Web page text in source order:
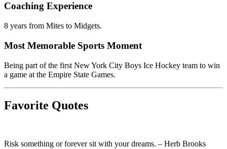
Coaching Experience​​​​‌ ‍ ​‍​‍‌‍ ‌ ​‍‌‍‍‌‌‍‌ ‌‍‍‌‌‍ ‍​‍​‍​ ‍‍​‍​‍‌ ​ ‌‍​‌‌‍ ‍‌‍‍‌‌ ‌​‌ ‍‌​‍ ‍‌‍‍‌‌‍ ​‍​‍​‍ ​​‍​‍‌‍‍​‌ ​‍‌‍‌‌‌‍‌‍​‍​‍​ ‍‍​‍​‍‌‍‍​‌ ‌​‌ ‌​‌ ​​‌ ​ ​ ‍‍​‍ ​‍ ‌‍​ ‌‍‍​‌‍‌‌‌‍ ​‌ ​ ‌‍‌‌‌‍​‌‌ ​​‌‍‍‌‌‍‌‌‌ ​‍‌ ​ ​‍ ‍‌ ​ ‌‍​‌‌‍ ‍‌‍‍‌‌ ‌​‌ ‍‌​‍ ‍‌ ​ ‌ ‌​‌ ‌‌‌‍‌​‌‍‍‌‌‍ ​‍ ‌‍‍‌‌‍ ‍‌ ‌​‌‍‌‌‌‍ ‍‌ ‌​​‍ ‌‍‌‌‌‍‌​‌‍‍‌‌ ‌​​‍ ‌‍ ‌‌‍ ‌‍‌​‌‍‌‌​ ‌‌ ​​‌ ​‍‌‍‌‌‌ ​ ‌‍‌‌‌‍ ‍‌ ‌​‌‍​‌‌ ‌​‌‍‍‌‌‍ ‌‍ ‍​ ‍ ‌‍‍‌‌‍‌​​ ‌​ ‌‍‌‍​‌‌‍​‍​ ‍​‌‍​ ‌‍‌​‌‍​‍​ ‍​​‍ ‌‌‍‌​​ ‌‍‌‍‌​​ ​ ​‍ ‌​ ‌​​ ‍​​ ​‍​ ‌‍​‍ ‌‌‍​‍​ ​ ‌‍​ ‌‍‌​​‍ ‌‌‍​‍‌‍​ ​ ‌‍​ ‌​‌‍‌‍‌‍‌‌‌‍‌​​ ‌‍​ ​​‌‍‌‍‌‍​‍​ ‌ ​ ‍ ‌ ‌​‌ ‍‌‌ ​​‌‍‌‌​ ‌‌‍​ ‌‍ ‌‍​‌‌‍​ ‌‍‍​​ ‍ ‌ ​​‌‍​‌‌ ‌​‌‍‍​​ ‌‌ ​‍‌‍‍‌‌‍​ ‌‍‍​‌‌‌​‌‍‌‌‌ ‍​‌ ‌​​‍‌‌​ ‌‌‌​​‍‌‌ ‌‍‍ ‌‍‌‌‌ ‍‌​‍‌‌​ ​ ‌​‌​​‍‌‌​ ​ ‌​‌​​‍‌‌​ ​‍​ ​‍‌​ ‌‍‌‍‌‌‌​​ ​​‌​‌‌‌​ ‍‌‌​ ‌​ ​​‍‌‌​ ​‍​ ​‍​‍‌‌​ ‌‌‌​‌​​‍ ‍‌‍​ ‌‍‍​‌‍‍‌‌‍ ​‌‍‌​‌ ​‍‌‍‌‌‌‍ ‍​‍‌‌​ ‌‌‌​​‍‌‌ ‌‍‍ ‌‍‌‌‌ ‍‌​‍‌‌​ ​ ‌​‌​​‍‌‌​ ​ ‌​‌​​‍‌‌​ ​‍​ ​‍​ ​‌‌​‌‌‌ ‌‍‌‌‌​‌‍‍ ‌​‌​‌‌​‍‌ ‍​​‍‌‌​ ​‍​ ​‍​‍‌‌​ ‌‌‌​‌​​‍ ‍‌ ‌​‌‍‌‌‌ ‍​‌ ‌​​ ‌‍​‍‌‍​‌‌ ​ ‌‍‌‌‌‌‌‌‌ ​‍‌‍ ​​ ‌‌‍‍​‌ ‌​‌ ‌​‌ ​​‌ ​ ​‍‌‌​ ​ ‌​​‌​‍‌‌​ ​‍‌​‌‍​‍‌‌​ ​‍‌​‌‍‌‍​ ‌‍‍​‌‍‌‌‌‍ ​‌ ​ ‌‍‌‌‌‍​‌‌ ​​‌‍‍‌‌‍‌‌‌ ​‍‌ ​ ​‍ ‍‌ ​ ‌‍​‌‌‍ ‍‌‍‍‌‌ ‌​‌ ‍‌​‍ ‍‌ ​ ‌ ‌​‌ ‌‌‌‍‌​‌‍‍‌‌‍ ​‍‌‍‌‍‍‌‌‍‌​​ ‌​ ‌‍‌‍​‌‌‍​‍​ ‍​‌‍​ ‌‍‌​‌‍​‍​ ‍​​‍ ‌‌‍‌​​ ‌‍‌‍‌​​ ​ ​‍ ‌​ ‌​​ ‍​​ ​‍​ ‌‍​‍ ‌‌‍​‍​ ​ ‌‍​ ‌‍‌​​‍ ‌‌‍​‍‌‍​ ​ ‌‍​ ‌​‌‍‌‍‌‍‌‌‌‍‌​​ ‌‍​ ​​‌‍‌‍‌‍​‍​ ‌ ​‍‌‍‌ ‌​‌ ‍‌‌ ​​‌‍‌‌​ ‌‌‍​ ‌‍ ‌‍​‌‌‍​ ‌‍‍​​‍‌‍‌ ​​‌‍​‌‌ ‌​‌‍‍​​ ‌‌ ​‍‌‍‍‌‌‍​ ‌‍‍​‌‌‌​‌‍‌‌‌ ‍​‌ ‌​​‍‌‌​ ‌‌‌​​‍‌‌ ‌‍‍ ‌‍‌‌‌ ‍‌​‍‌‌​ ​ ‌​‌​​‍‌‌​ ​ ‌​‌​​‍‌‌​ ​‍​ ​‍‌​ ‌‍‌‍‌‌‌​​ ​​‌​‌‌‌​ ‍‌‌​ ‌​ ​​‍‌‌​ ​‍​ ​‍​‍‌‌​ ‌‌‌​‌​​‍ ‍‌‍​ ‌‍‍​‌‍‍‌‌‍ ​‌‍‌​‌ ​‍‌‍‌‌‌‍ ‍​‍‌‌​ ‌‌‌​​‍‌‌ ‌‍‍ ‌‍‌‌‌ ‍‌​‍‌‌​ ​ ‌​‌​​‍‌‌​ ​ ‌​‌​​‍‌‌​ ​‍​ ​‍​ ​‌‌​‌‌‌ ‌‍‌‌‌​‌‍‍ ‌​‌​‌‌​‍‌ ‍​​‍‌‌​ ​‍​ ​‍​‍‌‌​ ‌‌‌​‌​​‍ ‍‌ ‌​‌‍‌‌‌ ‍​‌ ‌​​‍‌‍‌ ​​‌‍‌‌‌ ​‍‌ ​ ‌ ​​‌‍‌‌‌‍​ ‌ ‌​‌‍‍‌‌ ‌‍‌‍‌‌​ ‌‌ ​​‌ ‌‌‌‍​‍‌‍ ​‌‍‍‌‌ ​ ‌‍‍​‌‍‌‌‌‍‌​​‍​‍‌ ‌
8 years from Mites to Midgets.​​​​‌ ‍ ​‍​‍‌‍ ‌ ​‍‌‍‍‌‌‍‌ ‌‍‍‌‌‍ ‍​‍​‍​ ‍‍​‍​‍‌ ​ ‌‍​‌‌‍ ‍‌‍‍‌‌ ‌​‌ ‍‌​‍ ‍‌‍‍‌‌‍ ​‍​‍​‍ ​​‍​‍‌‍‍​‌ ​‍‌‍‌‌‌‍‌‍​‍​‍​ ‍‍​‍​‍‌‍‍​‌ ‌​‌ ‌​‌ ​​‌ ​ ​ ‍‍​‍ ​‍ ‌‍​ ‌‍‍​‌‍‌‌‌‍ ​‌ ​ ‌‍‌‌‌‍​‌‌ ​​‌‍‍‌‌‍‌‌‌ ​‍‌ ​ ​‍ ‍‌ ​ ‌‍​‌‌‍ ‍‌‍‍‌‌ ‌​‌ ‍‌​‍ ‍‌ ​ ‌ ‌​‌ ‌‌‌‍‌​‌‍‍‌‌‍ ​‍ ‌‍‍‌‌‍ ‍‌ ‌​‌‍‌‌‌‍ ‍‌ ‌​​‍ ‌‍‌‌‌‍‌​‌‍‍‌‌ ‌​​‍ ‌‍ ‌‌‍ ‌‍‌​‌‍‌‌​ ‌‌ ​​‌ ​‍‌‍‌‌‌ ​ ‌‍‌‌‌‍ ‍‌ ‌​‌‍​‌‌ ‌​‌‍‍‌‌‍ ‌‍ ‍​ ‍ ‌‍‍‌‌‍‌​​ ‌​ ‌‍‌‍​‌‌‍​‍​ ‍​‌‍​ ‌‍‌​‌‍​‍​ ‍​​‍ ‌‌‍‌​​ ‌‍‌‍‌​​ ​ ​‍ ‌​ ‌​​ ‍​​ ​‍​ ‌‍​‍ ‌‌‍​‍​ ​ ‌‍​ ‌‍‌​​‍ ‌‌‍​‍‌‍​ ​ ‌‍​ ‌​‌‍‌‍‌‍‌‌‌‍‌​​ ‌‍​ ​​‌‍‌‍‌‍​‍​ ‌ ​ ‍ ‌ ‌​‌ ‍‌‌ ​​‌‍‌‌​ ‌‌‍​ ‌‍ ‌‍​‌‌‍​ ‌‍‍​​ ‍ ‌ ​​‌‍​‌‌ ‌​‌‍‍​​ ‌‌ ​‍‌‍‍‌‌‍​ ‌‍‍​‌‌‌​‌‍‌‌‌ ‍​‌ ‌​​‍‌‌​ ‌‌‌​​‍‌‌ ‌‍‍ ‌‍‌‌‌ ‍‌​‍‌‌​ ​ ‌​‌​​‍‌‌​ ​ ‌​‌​​‍‌‌​ ​‍​ ​‍‌​ ‌​‍‌‌​ ‌ ‌​‌‍ ‌‌‌‌‌​ ‌​ ‌ ​‍‌‌​ ​‍​ ​‍​‍‌‌​ ‌‌‌​‌​​‍ ‍‌‍​ ‌‍‍​‌‍‍‌‌‍ ​‌‍‌​‌ ​‍‌‍‌‌‌‍ ‍​‍‌‌​ ‌‌‌​​‍‌‌ ‌‍‍ ‌‍‌‌‌ ‍‌​‍‌‌​ ​ ‌​‌​​‍‌‌​ ​ ‌​‌​​‍‌‌​ ​‍​ ​‍‌​​‍‌‍‍ ​ ​ ​ ‌‌‌‍​‍​ ‍‌‌‍‌​‌​ ​‍‌‌​ ​‍​ ​‍​‍‌‌​ ‌‌‌​‌​​‍ ‍‌ ‌​‌‍‌‌‌ ‍​‌ ‌​​ ‌‍​‍‌‍​‌‌ ​ ‌‍‌‌‌‌‌‌‌ ​‍‌‍ ​​ ‌‌‍‍​‌ ‌​‌ ‌​‌ ​​‌ ​ ​‍‌‌​ ​ ‌​​‌​‍‌‌​ ​‍‌​‌‍​‍‌‌​ ​‍‌​‌‍‌‍​ ‌‍‍​‌‍‌‌‌‍ ​‌ ​ ‌‍‌‌‌‍​‌‌ ​​‌‍‍‌‌‍‌‌‌ ​‍‌ ​ ​‍ ‍‌ ​ ‌‍​‌‌‍ ‍‌‍‍‌‌ ‌​‌ ‍‌​‍ ‍‌ ​ ‌ ‌​‌ ‌‌‌‍‌​‌‍‍‌‌‍ ​‍‌‍‌‍‍‌‌‍‌​​ ‌​ ‌‍‌‍​‌‌‍​‍​ ‍​‌‍​ ‌‍‌​‌‍​‍​ ‍​​‍ ‌‌‍‌​​ ‌‍‌‍‌​​ ​ ​‍ ‌​ ‌​​ ‍​​ ​‍​ ‌‍​‍ ‌‌‍​‍​ ​ ‌‍​ ‌‍‌​​‍ ‌‌‍​‍‌‍​ ​ ‌‍​ ‌​‌‍‌‍‌‍‌‌‌‍‌​​ ‌‍​ ​​‌‍‌‍‌‍​‍​ ‌ ​‍‌‍‌ ‌​‌ ‍‌‌ ​​‌‍‌‌​ ‌‌‍​ ‌‍ ‌‍​‌‌‍​ ‌‍‍​​‍‌‍‌ ​​‌‍​‌‌ ‌​‌‍‍​​ ‌‌ ​‍‌‍‍‌‌‍​ ‌‍‍​‌‌‌​‌‍‌‌‌ ‍​‌ ‌​​‍‌‌​ ‌‌‌​​‍‌‌ ‌‍‍ ‌‍‌‌‌ ‍‌​‍‌‌​ ​ ‌​‌​​‍‌‌​ ​ ‌​‌​​‍‌‌​ ​‍​ ​‍‌​ ‌​‍‌‌​ ‌ ‌​‌‍ ‌‌‌‌‌​ ‌​ ‌ ​‍‌‌​ ​‍​ ​‍​‍‌‌​ ‌‌‌​‌​​‍ ‍‌‍​ ‌‍‍​‌‍‍‌‌‍ ​‌‍‌​‌ ​‍‌‍‌‌‌‍ ‍​‍‌‌​ ‌‌‌​​‍‌‌ ‌‍‍ ‌‍‌‌‌ ‍‌​‍‌‌​ ​ ‌​‌​​‍‌‌​ ​ ‌​‌​​‍‌‌​ ​‍​ ​‍‌​​‍‌‍‍ ​ ​ ​ ‌‌‌‍​‍​ ‍‌‌‍‌​‌​ ​‍‌‌​ ​‍​ ​‍​‍‌‌​ ‌‌‌​‌​​‍ ‍‌ ‌​‌‍‌‌‌ ‍​‌ ‌​​‍‌‍‌ ​​‌‍‌‌‌ ​‍‌ ​ ‌ ​​‌‍‌‌‌‍​ ‌ ‌​‌‍‍‌‌ ‌‍‌‍‌‌​ ‌‌ ​​‌ ‌‌‌‍​‍‌‍ ​‌‍‍‌‌ ​ ‌‍‍​‌‍‌‌‌‍‌​​‍​‍‌ ‌
Most Memorable Sports Moment​​​​‌ ‍ ​‍​‍‌‍ ‌ ​‍‌‍‍‌‌‍‌ ‌‍‍‌‌‍ ‍​‍​‍​ ‍‍​‍​‍‌ ​ ‌‍​‌‌‍ ‍‌‍‍‌‌ ‌​‌ ‍‌​‍ ‍‌‍‍‌‌‍ ​‍​‍​‍ ​​‍​‍‌‍‍​‌ ​‍‌‍‌‌‌‍‌‍​‍​‍​ ‍‍​‍​‍‌‍‍​‌ ‌​‌ ‌​‌ ​​‌ ​ ​ ‍‍​‍ ​‍ ‌‍​ ‌‍‍​‌‍‌‌‌‍ ​‌ ​ ‌‍‌‌‌‍​‌‌ ​​‌‍‍‌‌‍‌‌‌ ​‍‌ ​ ​‍ ‍‌ ​ ‌‍​‌‌‍ ‍‌‍‍‌‌ ‌​‌ ‍‌​‍ ‍‌ ​ ‌ ‌​‌ ‌‌‌‍‌​‌‍‍‌‌‍ ​‍ ‌‍‍‌‌‍ ‍‌ ‌​‌‍‌‌‌‍ ‍‌ ‌​​‍ ‌‍‌‌‌‍‌​‌‍‍‌‌ ‌​​‍ ‌‍ ‌‌‍ ‌‍‌​‌‍‌‌​ ‌‌ ​​‌ ​‍‌‍‌‌‌ ​ ‌‍‌‌‌‍ ‍‌ ‌​‌‍​‌‌ ‌​‌‍‍‌‌‍ ‌‍ ‍​ ‍ ‌‍‍‌‌‍‌​​ ‌​ ‌‍‌‍​‌‌‍​‍​ ‍​‌‍​ ‌‍‌​‌‍​‍​ ‍​​‍ ‌‌‍‌​​ ‌‍‌‍‌​​ ​ ​‍ ‌​ ‌​​ ‍​​ ​‍​ ‌‍​‍ ‌‌‍​‍​ ​ ‌‍​ ‌‍‌​​‍ ‌‌‍​‍‌‍​ ​ ‌‍​ ‌​‌‍‌‍‌‍‌‌‌‍‌​​ ‌‍​ ​​‌‍‌‍‌‍​‍​ ‌ ​ ‍ ‌ ‌​‌ ‍‌‌ ​​‌‍‌‌​ ‌‌‍​ ‌‍ ‌‍​‌‌‍​ ‌‍‍​​ ‍ ‌ ​​‌‍​‌‌ ‌​‌‍‍​​ ‌‌ ​‍‌‍‍‌‌‍​ ‌‍‍​‌‌‌​‌‍‌‌‌ ‍​‌ ‌​​‍‌‌​ ‌‌‌​​‍‌‌ ‌‍‍ ‌‍‌‌‌ ‍‌​‍‌‌​ ​ ‌​‌​​‍‌‌​ ​ ‌​‌​​‍‌‌​ ​‍​ ​‍‌​‌‍‌‍‍ ‌ ‍‍‌​​ ‌​​‍‌‌‍‌‌‌‌‌​ ‍​​‍‌‌​ ​‍​ ​‍​‍‌‌​ ‌‌‌​‌​​‍ ‍‌‍​ ‌‍‍​‌‍‍‌‌‍ ​‌‍‌​‌ ​‍‌‍‌‌‌‍ ‍​‍‌‌​ ‌‌‌​​‍‌‌ ‌‍‍ ‌‍‌‌‌ ‍‌​‍‌‌​ ​ ‌​‌​​‍‌‌​ ​ ‌​‌​​‍‌‌​ ​‍​ ​‍​ ‍​‌‌​​‌‍ ​‌‍​‍‌‍‍‌​ ​ ‌‌‌ ‌‌‍‍​‍‌‌​ ​‍​ ​‍​‍‌‌​ ‌‌‌​‌​​‍ ‍‌ ‌​‌‍‌‌‌ ‍​‌ ‌​​ ‌‍​‍‌‍​‌‌ ​ ‌‍‌‌‌‌‌‌‌ ​‍‌‍ ​​ ‌‌‍‍​‌ ‌​‌ ‌​‌ ​​‌ ​ ​‍‌‌​ ​ ‌​​‌​‍‌‌​ ​‍‌​‌‍​‍‌‌​ ​‍‌​‌‍‌‍​ ‌‍‍​‌‍‌‌‌‍ ​‌ ​ ‌‍‌‌‌‍​‌‌ ​​‌‍‍‌‌‍‌‌‌ ​‍‌ ​ ​‍ ‍‌ ​ ‌‍​‌‌‍ ‍‌‍‍‌‌ ‌​‌ ‍‌​‍ ‍‌ ​ ‌ ‌​‌ ‌‌‌‍‌​‌‍‍‌‌‍ ​‍‌‍‌‍‍‌‌‍‌​​ ‌​ ‌‍‌‍​‌‌‍​‍​ ‍​‌‍​ ‌‍‌​‌‍​‍​ ‍​​‍ ‌‌‍‌​​ ‌‍‌‍‌​​ ​ ​‍ ‌​ ‌​​ ‍​​ ​‍​ ‌‍​‍ ‌‌‍​‍​ ​ ‌‍​ ‌‍‌​​‍ ‌‌‍​‍‌‍​ ​ ‌‍​ ‌​‌‍‌‍‌‍‌‌‌‍‌​​ ‌‍​ ​​‌‍‌‍‌‍​‍​ ‌ ​‍‌‍‌ ‌​‌ ‍‌‌ ​​‌‍‌‌​ ‌‌‍​ ‌‍ ‌‍​‌‌‍​ ‌‍‍​​‍‌‍‌ ​​‌‍​‌‌ ‌​‌‍‍​​ ‌‌ ​‍‌‍‍‌‌‍​ ‌‍‍​‌‌‌​‌‍‌‌‌ ‍​‌ ‌​​‍‌‌​ ‌‌‌​​‍‌‌ ‌‍‍ ‌‍‌‌‌ ‍‌​‍‌‌​ ​ ‌​‌​​‍‌‌​ ​ ‌​‌​​‍‌‌​ ​‍​ ​‍‌​‌‍‌‍‍ ‌ ‍‍‌​​ ‌​​‍‌‌‍‌‌‌‌‌​ ‍​​‍‌‌​ ​‍​ ​‍​‍‌‌​ ‌‌‌​‌​​‍ ‍‌‍​ ‌‍‍​‌‍‍‌‌‍ ​‌‍‌​‌ ​‍‌‍‌‌‌‍ ‍​‍‌‌​ ‌‌‌​​‍‌‌ ‌‍‍ ‌‍‌‌‌ ‍‌​‍‌‌​ ​ ‌​‌​​‍‌‌​ ​ ‌​‌​​‍‌‌​ ​‍​ ​‍​ ‍​‌‌​​‌‍ ​‌‍​‍‌‍‍‌​ ​ ‌‌‌ ‌‌‍‍​‍‌‌​ ​‍​ ​‍​‍‌‌​ ‌‌‌​‌​​‍ ‍‌ ‌​‌‍‌‌‌ ‍​‌ ‌​​‍‌‍‌ ​​‌‍‌‌‌ ​‍‌ ​ ‌ ​​‌‍‌‌‌‍​ ‌ ‌​‌‍‍‌‌ ‌‍‌‍‌‌​ ‌‌ ​​‌ ‌‌‌‍​‍‌‍ ​‌‍‍‌‌ ​ ‌‍‍​‌‍‌‌‌‍‌​​‍​‍‌ ‌
Being part of the first New York City Boys Ice Hockey team to win
a game at the Empire State Games.​​​​‌ ‍ ​‍​‍‌‍ ‌ ​‍‌‍‍‌‌‍‌ ‌‍‍‌‌‍ ‍​‍​‍​ ‍‍​‍​‍‌ ​ ‌‍​‌‌‍ ‍‌‍‍‌‌ ‌​‌ ‍‌​‍ ‍‌‍‍‌‌‍ ​‍​‍​‍ ​​‍​‍‌‍‍​‌ ​‍‌‍‌‌‌‍‌‍​‍​‍​ ‍‍​‍​‍‌‍‍​‌ ‌​‌ ‌​‌ ​​‌ ​ ​ ‍‍​‍ ​‍ ‌‍​ ‌‍‍​‌‍‌‌‌‍ ​‌ ​ ‌‍‌‌‌‍​‌‌ ​​‌‍‍‌‌‍‌‌‌ ​‍‌ ​ ​‍ ‍‌ ​ ‌‍​‌‌‍ ‍‌‍‍‌‌ ‌​‌ ‍‌​‍ ‍‌ ​ ‌ ‌​‌ ‌‌‌‍‌​‌‍‍‌‌‍ ​‍ ‌‍‍‌‌‍ ‍‌ ‌​‌‍‌‌‌‍ ‍‌ ‌​​‍ ‌‍‌‌‌‍‌​‌‍‍‌‌ ‌​​‍ ‌‍ ‌‌‍ ‌‍‌​‌‍‌‌​ ‌‌ ​​‌ ​‍‌‍‌‌‌ ​ ‌‍‌‌‌‍ ‍‌ ‌​‌‍​‌‌ ‌​‌‍‍‌‌‍ ‌‍ ‍​ ‍ ‌‍‍‌‌‍‌​​ ‌​ ‌‍‌‍​‌‌‍​‍​ ‍​‌‍​ ‌‍‌​‌‍​‍​ ‍​​‍ ‌‌‍‌​​ ‌‍‌‍‌​​ ​ ​‍ ‌​ ‌​​ ‍​​ ​‍​ ‌‍​‍ ‌‌‍​‍​ ​ ‌‍​ ‌‍‌​​‍ ‌‌‍​‍‌‍​ ​ ‌‍​ ‌​‌‍‌‍‌‍‌‌‌‍‌​​ ‌‍​ ​​‌‍‌‍‌‍​‍​ ‌ ​ ‍ ‌ ‌​‌ ‍‌‌ ​​‌‍‌‌​ ‌‌‍​ ‌‍ ‌‍​‌‌‍​ ‌‍‍​​ ‍ ‌ ​​‌‍​‌‌ ‌​‌‍‍​​ ‌‌ ​‍‌‍‍‌‌‍​ ‌‍‍​‌‌‌​‌‍‌‌‌ ‍​‌ ‌​​‍‌‌​ ‌‌‌​​‍‌‌ ‌‍‍ ‌‍‌‌‌ ‍‌​‍‌‌​ ​ ‌​‌​​‍‌‌​ ​ ‌​‌​​‍‌‌​ ​‍​ ​‍‌‌‌‌‌‌‌‍‌‍‍‍‌‍‍ ‌‍ ‌‌​​‌‌‌​ ‌‍‍​​‍‌‌​ ​‍​ ​‍​‍‌‌​ ‌‌‌​‌​​‍ ‍‌‍​ ‌‍‍​‌‍‍‌‌‍ ​‌‍‌​‌ ​‍‌‍‌‌‌‍ ‍​‍‌‌​ ‌‌‌​​‍‌‌ ‌‍‍ ‌‍‌‌‌ ‍‌​‍‌‌​ ​ ‌​‌​​‍‌‌​ ​ ‌​‌​​‍‌‌​ ​‍​ ​‍‌ ‍​‌​‌​‌‍ ​​ ‌‍‌‌‍‍‌‌‌‌‌ ​ ‌ ​​​‍‌‌​ ​‍​ ​‍​‍‌‌​ ‌‌‌​‌​​‍ ‍‌ ‌​‌‍‌‌‌ ‍​‌ ‌​​ ‌‍​‍‌‍​‌‌ ​ ‌‍‌‌‌‌‌‌‌ ​‍‌‍ ​​ ‌‌‍‍​‌ ‌​‌ ‌​‌ ​​‌ ​ ​‍‌‌​ ​ ‌​​‌​‍‌‌​ ​‍‌​‌‍​‍‌‌​ ​‍‌​‌‍‌‍​ ‌‍‍​‌‍‌‌‌‍ ​‌ ​ ‌‍‌‌‌‍​‌‌ ​​‌‍‍‌‌‍‌‌‌ ​‍‌ ​ ​‍ ‍‌ ​ ‌‍​‌‌‍ ‍‌‍‍‌‌ ‌​‌ ‍‌​‍ ‍‌ ​ ‌ ‌​‌ ‌‌‌‍‌​‌‍‍‌‌‍ ​‍‌‍‌‍‍‌‌‍‌​​ ‌​ ‌‍‌‍​‌‌‍​‍​ ‍​‌‍​ ‌‍‌​‌‍​‍​ ‍​​‍ ‌‌‍‌​​ ‌‍‌‍‌​​ ​ ​‍ ‌​ ‌​​ ‍​​ ​‍​ ‌‍​‍ ‌‌‍​‍​ ​ ‌‍​ ‌‍‌​​‍ ‌‌‍​‍‌‍​ ​ ‌‍​ ‌​‌‍‌‍‌‍‌‌‌‍‌​​ ‌‍​ ​​‌‍‌‍‌‍​‍​ ‌ ​‍‌‍‌ ‌​‌ ‍‌‌ ​​‌‍‌‌​ ‌‌‍​ ‌‍ ‌‍​‌‌‍​ ‌‍‍​​‍‌‍‌ ​​‌‍​‌‌ ‌​‌‍‍​​ ‌‌ ​‍‌‍‍‌‌‍​ ‌‍‍​‌‌‌​‌‍‌‌‌ ‍​‌ ‌​​‍‌‌​ ‌‌‌​​‍‌‌ ‌‍‍ ‌‍‌‌‌ ‍‌​‍‌‌​ ​ ‌​‌​​‍‌‌​ ​ ‌​‌​​‍‌‌​ ​‍​ ​‍‌‌‌‌‌‌‌‍‌‍‍‍‌‍‍ ‌‍ ‌‌​​‌‌‌​ ‌‍‍​​‍‌‌​ ​‍​ ​‍​‍‌‌​ ‌‌‌​‌​​‍ ‍‌‍​ ‌‍‍​‌‍‍‌‌‍ ​‌‍‌​‌ ​‍‌‍‌‌‌‍ ‍​‍‌‌​ ‌‌‌​​‍‌‌ ‌‍‍ ‌‍‌‌‌ ‍‌​‍‌‌​ ​ ‌​‌​​‍‌‌​ ​ ‌​‌​​‍‌‌​ ​‍​ ​‍‌ ‍​‌​‌​‌‍ ​​ ‌‍‌‌‍‍‌‌‌‌‌ ​ ‌ ​​​‍‌‌​ ​‍​ ​‍​‍‌‌​ ‌‌‌​‌​​‍ ‍‌ ‌​‌‍‌‌‌ ‍​‌ ‌​​‍‌‍‌ ​​‌‍‌‌‌ ​‍‌ ​ ‌ ​​‌‍‌‌‌‍​ ‌ ‌​‌‍‍‌‌ ‌‍‌‍‌‌​ ‌‌ ​​‌ ‌‌‌‍​‍‌‍ ​‌‍‍‌‌ ​ ‌‍‍​‌‍‌‌‌‍‌​​‍​‍‌ ‌
Favorite Quotes
Risk something or forever sit with your dreams. – Herb Brooks​​​​‌ ‍ ​‍​‍‌‍ ‌ ​‍‌‍‍‌‌‍‌ ‌‍‍‌‌‍ ‍​‍​‍​ ‍‍​‍​‍‌ ​ ‌‍​‌‌‍ ‍‌‍‍‌‌ ‌​‌ ‍‌​‍ ‍‌‍‍‌‌‍ ​‍​‍​‍ ​​‍​‍‌‍‍​‌ ​‍‌‍‌‌‌‍‌‍​‍​‍​ ‍‍​‍​‍‌‍‍​‌ ‌​‌ ‌​‌ ​​‌ ​ ​ ‍‍​‍ ​‍ ‌‍​ ‌‍‍​‌‍‌‌‌‍ ​‌ ​ ‌‍‌‌‌‍​‌‌ ​​‌‍‍‌‌‍‌‌‌ ​‍‌ ​ ​‍ ‍‌ ​ ‌‍​‌‌‍ ‍‌‍‍‌‌ ‌​‌ ‍‌​‍ ‍‌ ​ ‌ ‌​‌ ‌‌‌‍‌​‌‍‍‌‌‍ ​‍ ‌‍‍‌‌‍ ‍‌ ‌​‌‍‌‌‌‍ ‍‌ ‌​​‍ ‌‍‌‌‌‍‌​‌‍‍‌‌ ‌​​‍ ‌‍ ‌‌‍ ‌‍‌​‌‍‌‌​ ‌‌ ​​‌ ​‍‌‍‌‌‌ ​ ‌‍‌‌‌‍ ‍‌ ‌​‌‍​‌‌ ‌​‌‍‍‌‌‍ ‌‍ ‍​ ‍ ‌‍‍‌‌‍‌​​ ‌​ ‌‍‌‍​‌‌‍​‍​ ‍​‌‍​ ‌‍‌​‌‍​‍​ ‍​​‍ ‌‌‍‌​​ ‌‍‌‍‌​​ ​ ​‍ ‌​ ‌​​ ‍​​ ​‍​ ‌‍​‍ ‌‌‍​‍​ ​ ‌‍​ ‌‍‌​​‍ ‌‌‍​‍‌‍​ ​ ‌‍​ ‌​‌‍‌‍‌‍‌‌‌‍‌​​ ‌‍​ ​​‌‍‌‍‌‍​‍​ ‌ ​ ‍ ‌ ‌​‌ ‍‌‌ ​​‌‍‌‌​ ‌‌‍​ ‌‍ ‌‍​‌‌‍​ ‌‍‍​​ ‍ ‌ ​​‌‍​‌‌ ‌​‌‍‍​​ ‌‌ ​‌‌ ‌‌‌‍ ‌ ‌​‌‍‌‌‌ ​ ​‍‌‌​ ‌‌‌​​‍‌‌ ‌‍‍ ‌‍‌‌‌ ‍‌​‍‌‌​ ​ ‌​‌​​‍‌‌​ ​ ‌​‌​​‍‌‌​ ​‍​ ​‍‌‍‌‍‌​​‌‌ ‍‍‌‌‌‌‌‍​‍​ ‌​‌ ‌‌‌‍‍ ​‍‌‌​ ​‍​ ​‍​‍‌‌​ ‌‌‌​‌​​‍ ‍‌ ​‌‌ ‌‌‌‍ ‌ ‌​‌‍‌‌​‍‌‌​ ‌‌‌​​‍‌‌ ‌‍‍ ‌‍‌‌‌ ‍‌​‍‌‌​ ​ ‌​‌​​‍‌‌​ ​ ‌​‌​​‍‌‌​ ​‍​ ​‍​ ‌​‌‍‍‌‌​ ​​ ‌​‌‍​ ‌‌​‌‌​ ​‌‌​ ​‍‌‌​ ​‍​ ​‍​‍‌‌​ ‌‌‌​‌​​‍ ‍‌‍​ ‌‍‍​‌‍‍‌‌‍ ​‌‍‌​‌ ​‍‌‍‌‌‌‍ ‍​‍‌‌​ ‌‌‌​​‍‌‌ ‌‍‍ ‌‍‌‌‌ ‍‌​‍‌‌​ ​ ‌​‌​​‍‌‌​ ​ ‌​‌​​‍‌‌​ ​‍​ ​‍‌ ​ ‌‍‍‌‌​‌ ‌ ‌‍‌​‍‌‌ ‌ ​ ‍‌‌​​‌​‍‌‌​ ​‍​ ​‍​‍‌‌​ ‌‌‌​‌​​‍ ‍‌ ‌​‌‍‌‌‌ ‍​‌ ‌​​ ‌‍​‍‌‍​‌‌ ​ ‌‍‌‌‌‌‌‌‌ ​‍‌‍ ​​ ‌‌‍‍​‌ ‌​‌ ‌​‌ ​​‌ ​ ​‍‌‌​ ​ ‌​​‌​‍‌‌​ ​‍‌​‌‍​‍‌‌​ ​‍‌​‌‍‌‍​ ‌‍‍​‌‍‌‌‌‍ ​‌ ​ ‌‍‌‌‌‍​‌‌ ​​‌‍‍‌‌‍‌‌‌ ​‍‌ ​ ​‍ ‍‌ ​ ‌‍​‌‌‍ ‍‌‍‍‌‌ ‌​‌ ‍‌​‍ ‍‌ ​ ‌ ‌​‌ ‌‌‌‍‌​‌‍‍‌‌‍ ​‍‌‍‌‍‍‌‌‍‌​​ ‌​ ‌‍‌‍​‌‌‍​‍​ ‍​‌‍​ ‌‍‌​‌‍​‍​ ‍​​‍ ‌‌‍‌​​ ‌‍‌‍‌​​ ​ ​‍ ‌​ ‌​​ ‍​​ ​‍​ ‌‍​‍ ‌‌‍​‍​ ​ ‌‍​ ‌‍‌​​‍ ‌‌‍​‍‌‍​ ​ ‌‍​ ‌​‌‍‌‍‌‍‌‌‌‍‌​​ ‌‍​ ​​‌‍‌‍‌‍​‍​ ‌ ​‍‌‍‌ ‌​‌ ‍‌‌ ​​‌‍‌‌​ ‌‌‍​ ‌‍ ‌‍​‌‌‍​ ‌‍‍​​‍‌‍‌ ​​‌‍​‌‌ ‌​‌‍‍​​ ‌‌ ​‌‌ ‌‌‌‍ ‌ ‌​‌‍‌‌‌ ​ ​‍‌‌​ ‌‌‌​​‍‌‌ ‌‍‍ ‌‍‌‌‌ ‍‌​‍‌‌​ ​ ‌​‌​​‍‌‌​ ​ ‌​‌​​‍‌‌​ ​‍​ ​‍‌‍‌‍‌​​‌‌ ‍‍‌‌‌‌‌‍​‍​ ‌​‌ ‌‌‌‍‍ ​‍‌‌​ ​‍​ ​‍​‍‌‌​ ‌‌‌​‌​​‍ ‍‌ ​‌‌ ‌‌‌‍ ‌ ‌​‌‍‌‌​‍‌‌​ ‌‌‌​​‍‌‌ ‌‍‍ ‌‍‌‌‌ ‍‌​‍‌‌​ ​ ‌​‌​​‍‌‌​ ​ ‌​‌​​‍‌‌​ ​‍​ ​‍​ ‌​‌‍‍‌‌​ ​​ ‌​‌‍​ ‌‌​‌‌​ ​‌‌​ ​‍‌‌​ ​‍​ ​‍​‍‌‌​ ‌‌‌​‌​​‍ ‍‌‍​ ‌‍‍​‌‍‍‌‌‍ ​‌‍‌​‌ ​‍‌‍‌‌‌‍ ‍​‍‌‌​ ‌‌‌​​‍‌‌ ‌‍‍ ‌‍‌‌‌ ‍‌​‍‌‌​ ​ ‌​‌​​‍‌‌​ ​ ‌​‌​​‍‌‌​ ​‍​ ​‍‌ ​ ‌‍‍‌‌​‌ ‌ ‌‍‌​‍‌‌ ‌ ​ ‍‌‌​​‌​‍‌‌​ ​‍​ ​‍​‍‌‌​ ‌‌‌​‌​​‍ ‍‌ ‌​‌‍‌‌‌ ‍​‌ ‌​​‍‌‍‌ ​​‌‍‌‌‌ ​‍‌ ​ ‌ ​​‌‍‌‌‌‍​ ‌ ‌​‌‍‍‌‌ ‌‍‌‍‌‌​ ‌‌ ​​‌ ‌‌‌‍​‍‌‍ ​‌‍‍‌‌ ​ ‌‍‍​‌‍‌‌‌‍‌​​‍​‍‌ ‌